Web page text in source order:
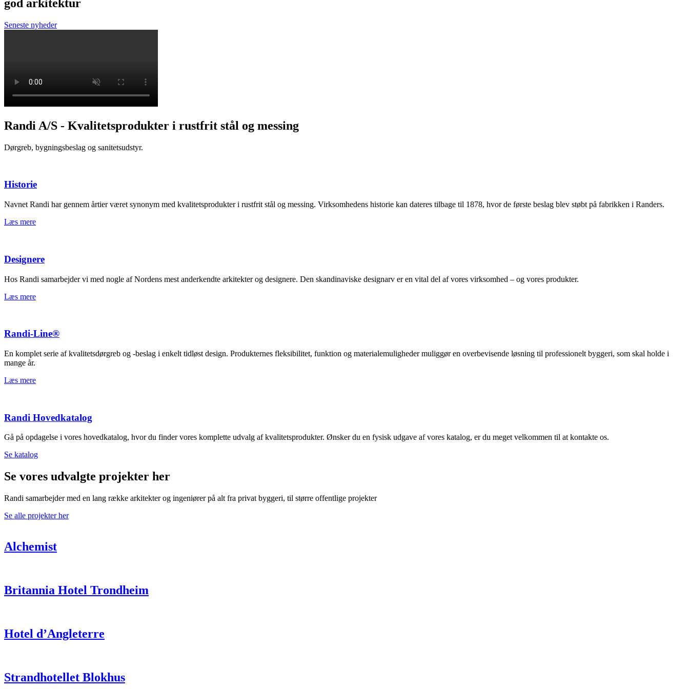
god arkitektur
Seneste nyheder
Randi A/S - Kvalitetsprodukter i rustfrit stål og messing
Dørgreb, bygningsbeslag og sanitetsudstyr.
Historie
Navnet Randi har gennem årtier været synonym med kvalitetsprodukter i rustfrit stål og messing. Virksomhedens historie kan dateres tilbage til 1878, hvor de første beslag blev støbt på fabrikken i Randers.
Læs mere
Designere
Hos Randi samarbejder vi med nogle af Nordens mest anderkendte arkitekter og designere. Den skandinaviske designarv er en vital del af vores virksomhed – og vores produkter.
Læs mere
Randi-Line®
En komplet serie af kvalitetsdørgreb og -beslag i enkelt tidløst design. Produkternes fleksibilitet, funktion og materialemuligheder muliggør en overbevisende løsning til professionelt byggeri, som skal holde i
mange år.
Læs mere
Randi Hovedkatalog
Gå på opdagelse i vores hovedkatalog, hvor du finder vores komplette udvalg af kvalitetsprodukter. Ønsker du en fysisk udgave af vores katalog, er du meget velkommen til at kontakte os.
Se katalog
Se vores udvalgte projekter her
Randi samarbejder med en lang række arkitekter og ingeniører på alt fra privat byggeri, til større offentlige projekter
Se alle projekter her
Alchemist
Britannia Hotel Trondheim
Hotel d’Angleterre
Strandhotellet Blokhus